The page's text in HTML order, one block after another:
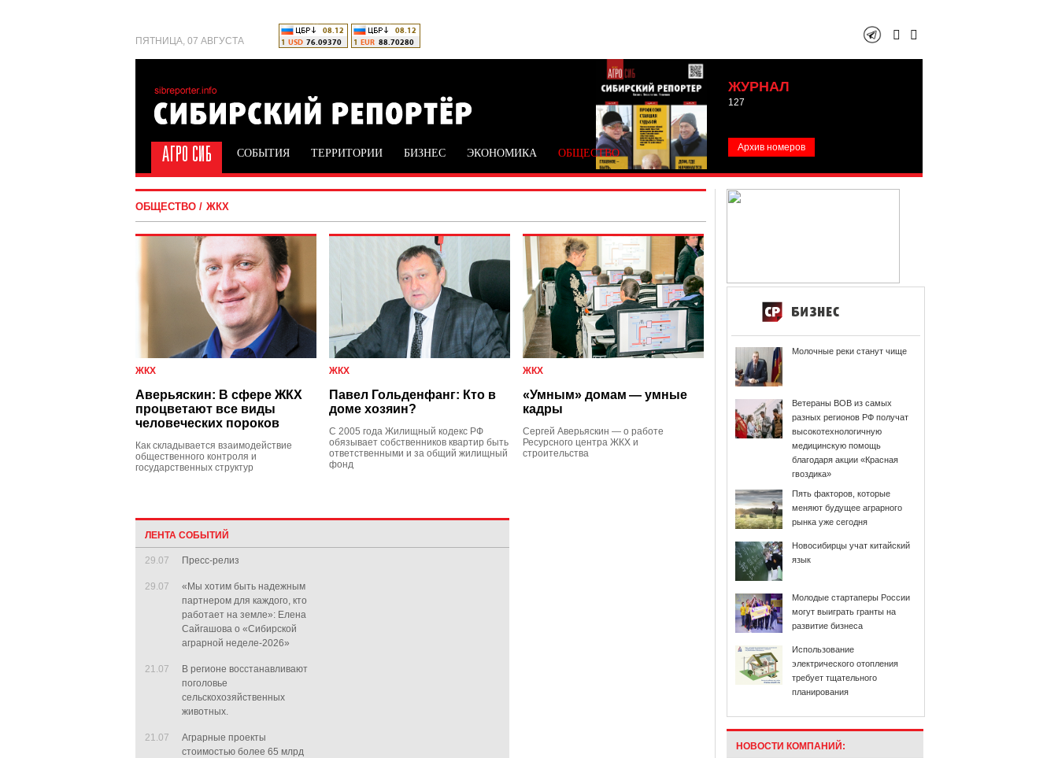
ПЯТНИЦА, 07 АВГУСТА
ЖУРНАЛ
127
Архив номеров
СОБЫТИЯ ТЕРРИТОРИИ БИЗНЕС ЭКОНОМИКА ОБЩЕСТВО
ОБЩЕСТВО ЖКХ
ЖКХ
Аверьяскин: В сфере ЖКХ
процветают все виды
человеческих пороков
Как складывается взаимодействие
общественного контроля и
государственных структур
ЖКХ
Павел Гольденфанг: Кто в
доме хозяин?
С 2005 года Жилищный кодекс РФ
обязывает собственников квартир быть
ответственными и за общий жилищный
фонд
ЖКХ
«Умным» домам — умные
кадры
Сергей Аверьяскин — о работе
Ресурсного центра ЖКХ и
строительства
ЛЕНТА СОБЫТИЙ
29.07 Пресс-релиз
29.07
«Мы хотим быть надежным
партнером для каждого, кто
работает на земле»: Елена
Сайгашова о «Сибирской
аграрной неделе-2026»
21.07
В регионе восстанавливают
поголовье
сельскохозяйственных
животных.
21.07
Аграрные проекты
стоимостью более 65 млрд
Молочные реки станут чище
Ветераны ВОВ из самых
разных регионов РФ получат
высокотехнологичную
медицинскую помощь
благодаря акции «Красная
гвоздика»
Пять факторов, которые
меняют будущее аграрного
рынка уже сегодня
Новосибирцы учат китайский
язык
Молодые стартаперы России
могут выиграть гранты на
развитие бизнеса
Использование
электрического отопления
требует тщательного
планирования
НОВОСТИ КОМПАНИЙ: